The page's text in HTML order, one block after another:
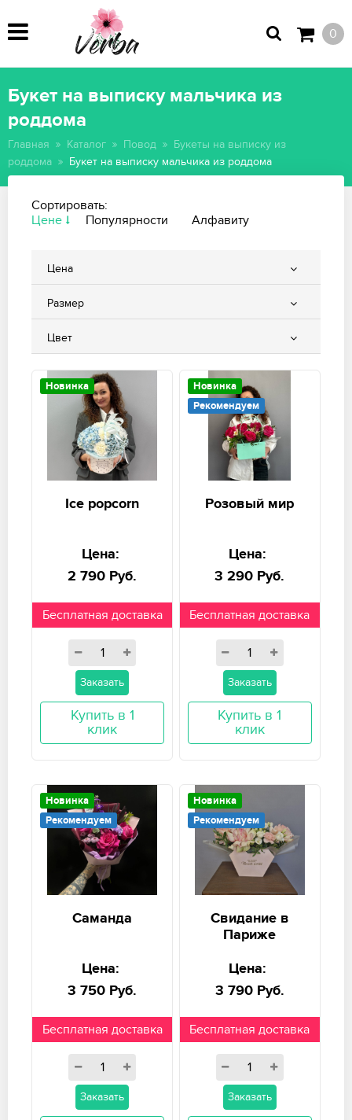
0
Букет на выписку мальчика из
роддома
Главная Каталог Повод
Букеты на выписку из
роддома
Букет на выписку мальчика из роддома
Сортировать:
Цене
Популярности Алфавиту
Цена
Размер
Цвет
Новинка
Ice popcorn
Цена:
2 790 Руб.
Бесплатная доставка
Заказать
Купить в 1
клик
Новинка
Рекомендуем
Розовый мир
Цена:
3 290 Руб.
Бесплатная доставка
Заказать
Купить в 1
клик
Новинка
Рекомендуем
Саманда
Цена:
3 750 Руб.
Бесплатная доставка
Заказать
Новинка
Рекомендуем
Свидание в
Париже
Цена:
3 790 Руб.
Бесплатная доставка
Заказать